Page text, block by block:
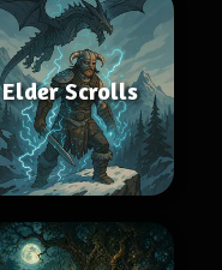
Elder Scrolls